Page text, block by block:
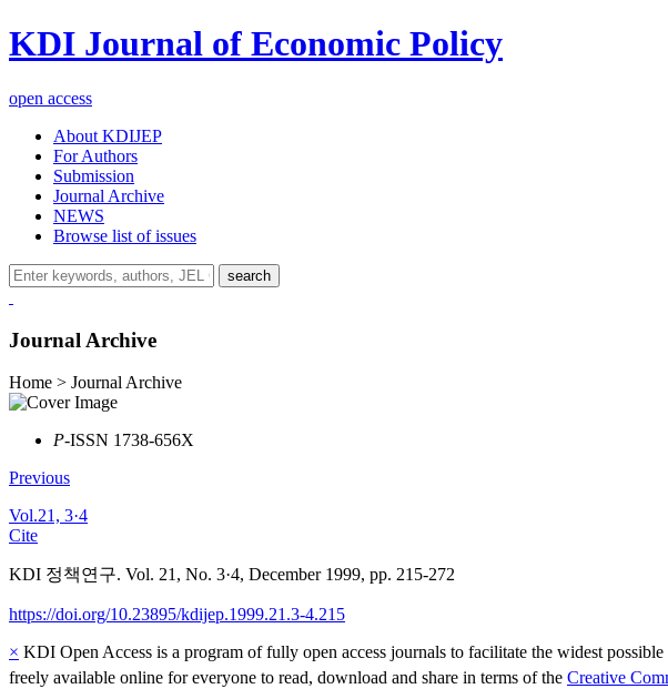
KDI Journal of Economic Policy
open access
About KDIJEP
For Authors
Submission
Journal Archive
NEWS
Browse list of issues
search
Journal Archive
Home > Journal Archive
P-ISSN 1738-656X
Previous
Vol.21, 3·4
Cite
KDI 정책연구. Vol. 21, No. 3·4, December 1999, pp. 215-272
https://doi.org/10.23895/kdijep.1999.21.3-4.215
× KDI Open Access is a program of fully open access journals to facilitate the widest
freely available online for everyone to read, download and share in terms of the Creative